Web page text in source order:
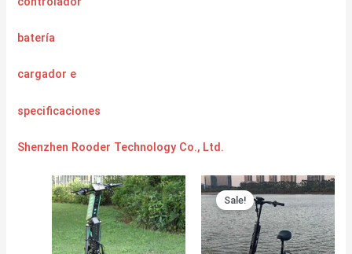
batería
cargador e
specificaciones
Shenzhen Rooder Technology Co., Ltd.
Sale!